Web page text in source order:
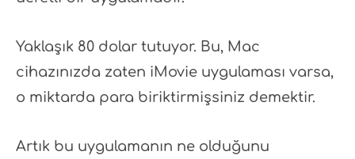
Yaklaşık 80 dolar tutuyor. Bu, Mac
cihazınızda zaten iMovie uygulaması varsa,
o miktarda para biriktirmişsiniz demektir.
Artık bu uygulamanın ne olduğunu